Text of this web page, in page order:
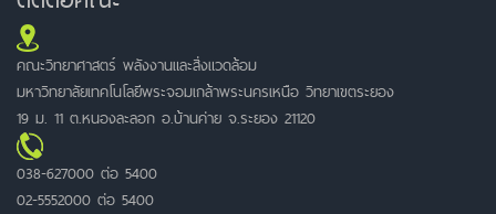
คณะวิทยาศาสตร์ พลังงานและสิ่งแวดล้อม
มหาวิทยาลัยเทคโนโลยีพระจอมเกล้าพระนครเหนือ วิทยาเขตระยอง
19 ม. 11 ต.หนองละลอก อ.บ้านค่าย จ.ระยอง 21120
038-627000 ต่อ 5400
02-5552000 ต่อ 5400